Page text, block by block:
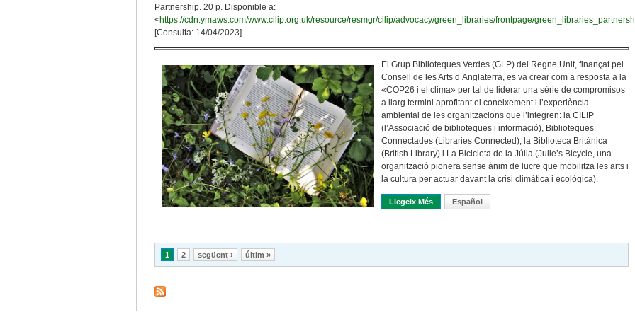
Partnership. 20 p. Disponible a:
<https://cdn.ymaws.com/www.cilip.org.uk/resource/resmgr/cilip/advocacy/green_libraries/frontpage/
[Consulta: 14/04/2023].
El Grup Biblioteques Verdes (GLP) del Regne Unit, finançat pel
Consell de les Arts d’Anglaterra, es va crear com a resposta a la
«COP26 i el clima» per tal de liderar una sèrie de compromisos
a llarg termini aprofitant el coneixement i l’experiència
ambiental de les organitzacions que l’integren: la CILIP
(l’Associació de biblioteques i informació), Biblioteques
Connectades (Libraries Connected), la Biblioteca Britànica
(British Library) i La Bicicleta de la Júlia (Julie’s Bicycle, una
organització pionera sense ànim de lucre que mobilitza les arts i
la cultura per actuar davant la crisi climàtica i ecològica).
Llegeix Més Sobre Estat De La Qüestió Sobre Programes
Español
Pàgines
1 2 següent › últim »